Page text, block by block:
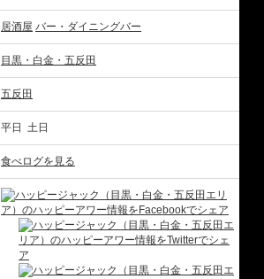
居酒屋 バー・ダイニングバー
目黒・白金・五反田
五反田
平日 土日
食べログを見る